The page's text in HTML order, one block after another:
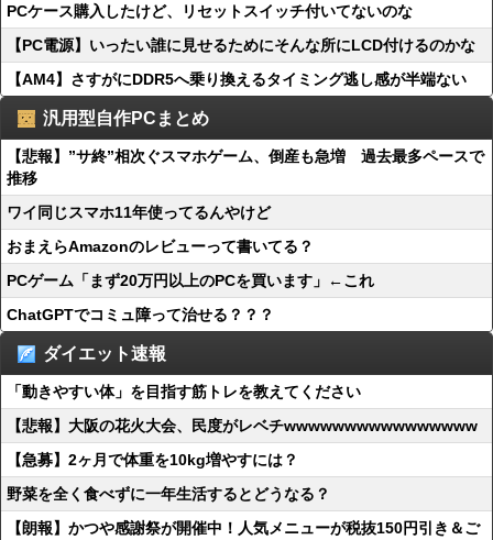
PCケース購入したけど、リセットスイッチ付いてないのな
【PC電源】いったい誰に見せるためにそんな所にLCD付けるのかな
【AM4】さすがにDDR5へ乗り換えるタイミング逃し感が半端ない
汎用型自作PCまとめ
【悲報】”サ終”相次ぐスマホゲーム、倒産も急増 過去最多ペースで
推移
ワイ同じスマホ11年使ってるんやけど
おまえらAmazonのレビューって書いてる？
PCゲーム「まず20万円以上のPCを買います」←これ
ChatGPTでコミュ障って治せる？？？
ダイエット速報
「動きやすい体」を目指す筋トレを教えてください
【悲報】大阪の花火大会、民度がレベチwwwwwwwwwwwwwwww
【急募】2ヶ月で体重を10kg増やすには？
野菜を全く食べずに一年生活するとどうなる？
【朗報】かつや感謝祭が開催中！人気メニューが税抜150円引き＆ご